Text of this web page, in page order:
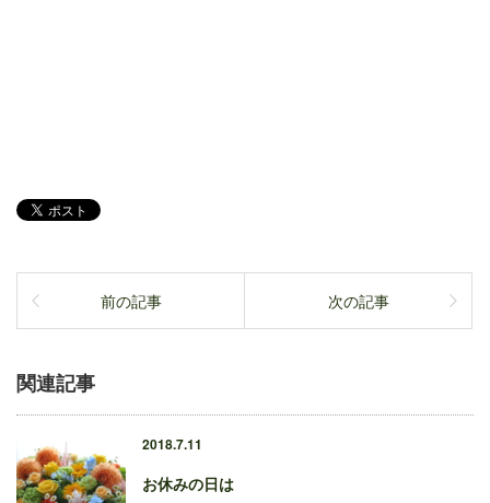
前の記事 次の記事
関連記事
2018.7.11
お休みの日は